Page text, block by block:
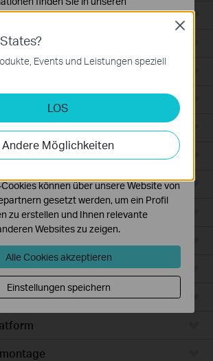
Events und Leistungen speziell
LOS
Andere Möglichkeiten
Close
.
können in Ihren Systemen nicht
Cookies
ermöglichen es uns, Ihre Aktivitäten
zu analysieren, um die
unserer Website zu verbessern und
können über unsere Website von
gesetzt werden, um ein Profil
zu erstellen und Ihnen relevante
Websites zu zeigen.
Alle Cookies akzeptieren
Einstellungen speichern